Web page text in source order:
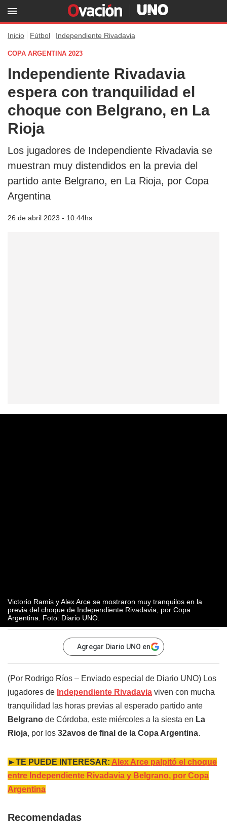
Inicio Fútbol Independiente Rivadavia
COPA ARGENTINA 2023
Independiente Rivadavia
espera con tranquilidad el
choque con Belgrano, en La
Rioja
Los jugadores de Independiente Rivadavia se
muestran muy distendidos en la previa del
partido ante Belgrano, en La Rioja, por Copa
Argentina
26 de abril 2023 - 10:44hs
Victorio Ramis y Alex Arce se mostraron muy tranquilos en la
previa del choque de Independiente Rivadavia, por Copa
Argentina. Foto: Diario UNO.
Agregar Diario UNO en
(Por Rodrigo Ríos – Enviado especial de Diario UNO) Los
jugadores de Independiente Rivadavia viven con mucha
tranquilidad las horas previas al esperado partido ante
Belgrano de Córdoba, este miércoles a la siesta en La
Rioja, por los 32avos de final de la Copa Argentina.
►TE PUEDE INTERESAR: Alex Arce palpitó el choque
entre Independiente Rivadavia y Belgrano, por Copa
Argentina
Recomendadas